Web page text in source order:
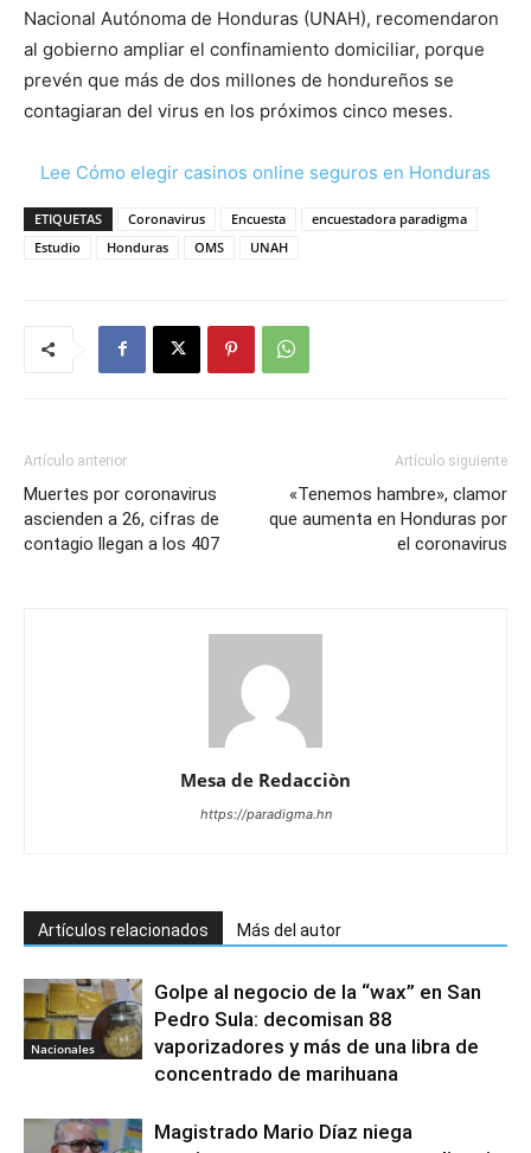
Nacional Autónoma de Honduras (UNAH), recomendaron
al gobierno ampliar el confinamiento domiciliar, porque
prevén que más de dos millones de hondureños se
contagiaran del virus en los próximos cinco meses.
Lee Cómo elegir casinos online seguros en Honduras
ETIQUETAS Coronavirus Encuesta
encuestadora paradigma
Estudio
Honduras OMS UNAH
Artículo anterior
Muertes por coronavirus
ascienden a 26, cifras de
contagio llegan a los 407
Artículo siguiente
«Tenemos hambre», clamor
que aumenta en Honduras por
el coronavirus
Mesa de Redacciòn
https://paradigma.hn
Artículos relacionados Más del autor
Nacionales
Golpe al negocio de la “wax” en San
Pedro Sula: decomisan 88
vaporizadores y más de una libra de
concentrado de marihuana
Magistrado Mario Díaz niega